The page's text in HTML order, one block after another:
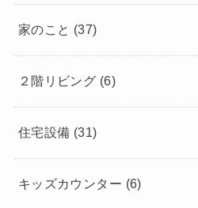
家のこと (37)
２階リビング (6)
住宅設備 (31)
キッズカウンター (6)